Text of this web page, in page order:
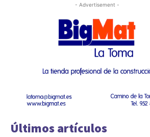
- Advertisement -
Últimos artículos